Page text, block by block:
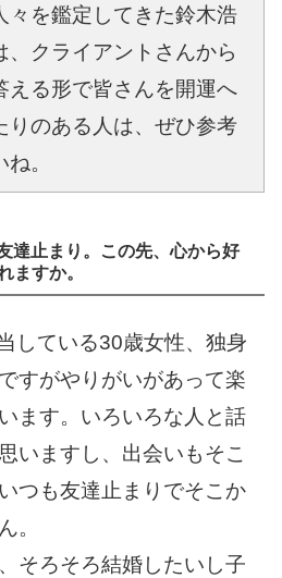
々を鑑定してきた鈴木浩
、クライアントさんから
える形で皆さんを開運へ
りのある人は、ぜひ参考
。
達止まり。この先、心から好
ますか。
している30歳女性、独身
すがやりがいがあって楽
ます。いろいろな人と話
いますし、出会いもそこ
つも友達止まりでそこか
。
そろそろ結婚したいし子